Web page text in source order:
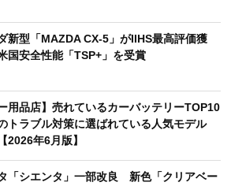
新型「MAZDA CX-5」がIIHS最高評価獲
安全性能「TSP+」を受賞
ー用品店】売れているカーバッテリーTOP10
のトラブル対策に選ばれている人気モデル
2026年6月版】
「シエンタ」一部改良 新色「クリアベー